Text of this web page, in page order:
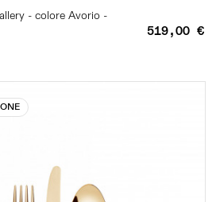
- colore Avorio -
519,00 €